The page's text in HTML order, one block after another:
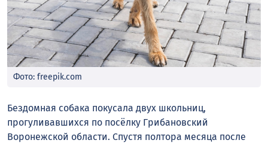
Фото: freepik.com
Бездомная собака покусала двух школьниц,
прогуливавшихся по посёлку Грибановский
Воронежской области. Спустя полтора месяца после